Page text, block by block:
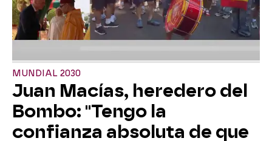
MUNDIAL 2030
Juan Macías, heredero del
Bombo: "Tengo la
confianza absoluta de que